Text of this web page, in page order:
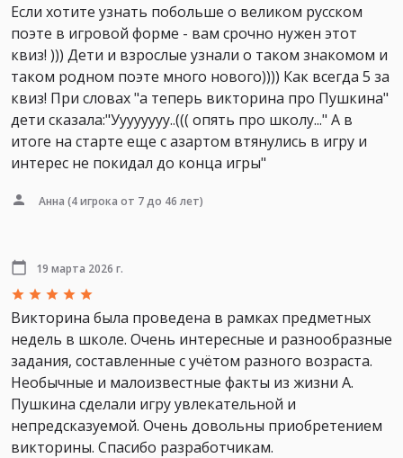
Если хотите узнать побольше о великом русском
поэте в игровой форме - вам срочно нужен этот
квиз! ))) Дети и взрослые узнали о таком знакомом и
таком родном поэте много нового)))) Как всегда 5 за
квиз! При словах "а теперь викторина про Пушкина"
дети сказала:"Уууууууу..((( опять про школу..." А в
итоге на старте еще с азартом втянулись в игру и
интерес не покидал до конца игры"
Анна (4 игрока от 7 до 46 лет)
19 марта 2026 г.
Викторина была проведена в рамках предметных
недель в школе. Очень интересные и разнообразные
задания, составленные с учётом разного возраста.
Необычные и малоизвестные факты из жизни А.
Пушкина сделали игру увлекательной и
непредсказуемой. Очень довольны приобретением
викторины. Спасибо разработчикам.